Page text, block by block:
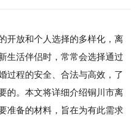
开放和个人选择的多样化，离
生活伴侣时，常常会选择通过
过程的安全、合法与高效，了
的。本文将详细介绍铜川市离
准备的材料，旨在为有此需求